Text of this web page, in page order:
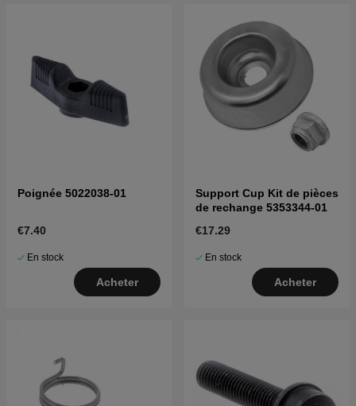
Poignée 5022038-01
€7.40
En stock
Acheter
Support Cup Kit de pièces
de rechange 5353344-01
€17.29
En stock
Acheter